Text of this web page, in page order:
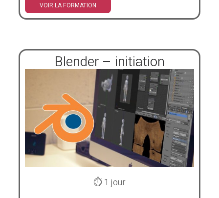
VOIR LA FORMATION
Blender – initiation
⏱ 1 jour